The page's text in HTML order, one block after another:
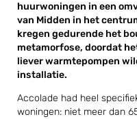
huurwoningen in een
van Midden in het
kregen gedurende het
metamorfose, doordat
liever warmtepompen
installatie.
Accolade had heel
woningen: niet meer dan